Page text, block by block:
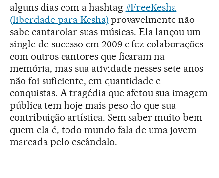
alguns dias com a hashtag #FreeKesha
(liberdade para Kesha) provavelmente não
sabe cantarolar suas músicas. Ela lançou um
single de sucesso em 2009 e fez colaborações
com outros cantores que ficaram na
memória, mas sua atividade nesses sete anos
não foi suficiente, em quantidade e
conquistas. A tragédia que afetou sua imagem
pública tem hoje mais peso do que sua
contribuição artística. Sem saber muito bem
quem ela é, todo mundo fala de uma jovem
marcada pelo escândalo.